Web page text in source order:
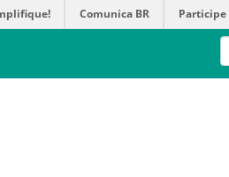
Comunica BR Participe